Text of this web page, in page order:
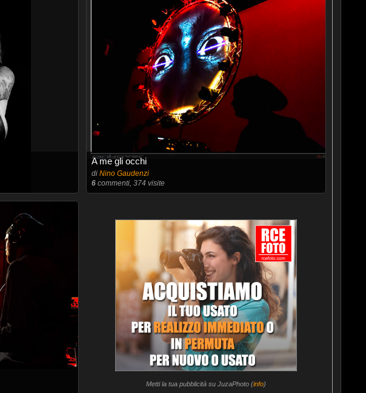
A me gli occhi
diNino Gaudenzi
6 commenti, 374 visite
Metti la tua pubblicità su JuzaPhoto (info)